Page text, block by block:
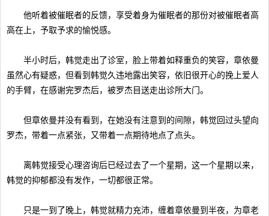
他听着被催眠者的反馈，享受着身为催眠者的那份对被催眠者高
高在上，予取予求的愉悦感。
半小时后，韩觉走出了诊室，脸上带着如释重负的笑容，章依曼
虽然心有疑惑，但看到韩觉久违地露出笑容，依旧很开心的挽上爱人
的手臂，在感谢完罗杰后，被罗杰目送走出诊所大门。
但章依曼并没有看到，在她没有注意到的间隙，韩觉回过头望向
罗杰，带着一点紧张，又带着一点期待地点了点头。
离韩觉接受心理咨询后已经过去了一个星期，这一个星期以来，
韩觉的抑郁都没有发作，一切都很正常。
只是一到了晚上，韩觉就精力充沛，缠着章依曼到半夜，为章老